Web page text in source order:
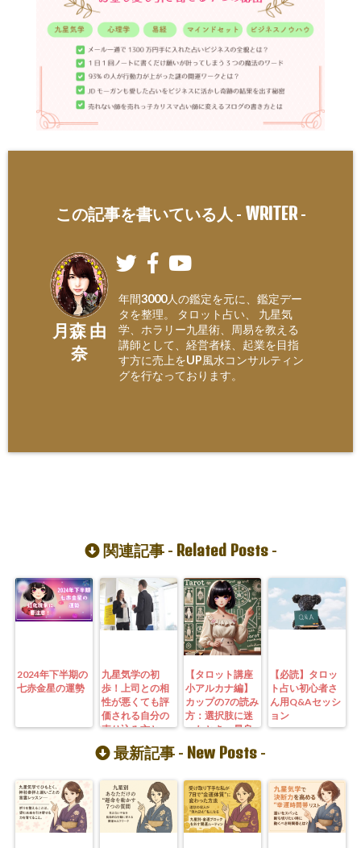
この記事を書いている人 - WRITER-
月森 由
奈
年間3000人の鑑定を元に、鑑定デー
タを整理。 タロット占い、 九星気
学、ホラリー九星術、周易を教える
講師として、経営者様、起業を目指
す方に売上をUP風水コンサルティン
グを行なっております。
関連記事 - Related Posts-
2024年下半期の
七赤金星の運勢
九星気学の初
歩！上司との相
性が悪くても評
価される自分の
売り込み方と
は？
【タロット講座
小アルカナ編】
カップの7の読み
方：選択肢に迷
ったとき、最良
の道を選ぶため
の判断基準
【必読】タロッ
ト占い初心者さ
ん用Q&Aセッシ
ョン
最新記事 - New Posts -